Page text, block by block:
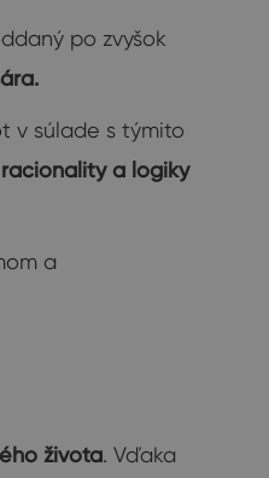
po zvyšok
v súlade s týmito
a logiky
a
života. Vďaka